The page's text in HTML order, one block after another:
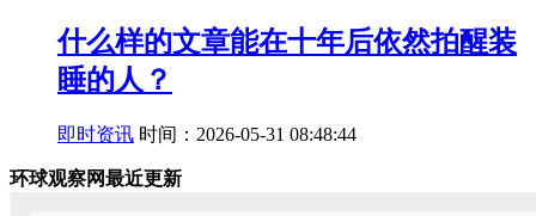
什么样的文章能在十年后依然拍醒装
睡的人？
即时资讯 时间：2026-05-31 08:48:44
环球观察网最近更新